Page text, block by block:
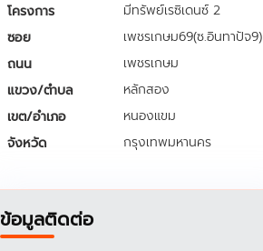
โครงการ
มีทรัพย์เรซิเดนซ์ 2
ซอย
เพชรเกษม69(ซ.อินทาปัจ9)
ถนน
เพชรเกษม
แขวง/ตำบล
หลักสอง
เขต/อำเภอ
หนองแขม
จังหวัด
กรุงเทพมหานคร
ข้อมูลติดต่อ